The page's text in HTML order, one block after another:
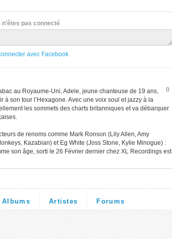
n'êtes pas connecté
avec Facebook
0
au Royaume-Uni, Adele, jeune chanteuse de 19 ans,
à son tour l’Hexagone. Avec une voix soul et jazzy à la
les sommets des charts britanniques et va débarquer
de renoms comme Mark Ronson (Lily Allen, Amy
Kazabian) et Eg White (Joss Stone, Kylie Minogue) :
son âge, sorti le 26 Février dernier chez XL Recordings est
Albums Artistes Forums